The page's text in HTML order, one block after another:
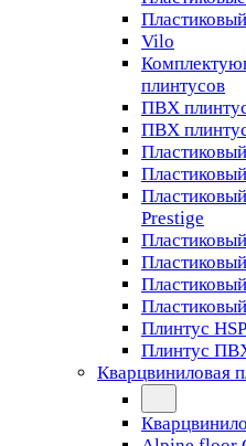
Vilo
плинтусов
ПВХ
ПВХ
Prestige
Плинтус
Плинтус
Кварцвиниловая